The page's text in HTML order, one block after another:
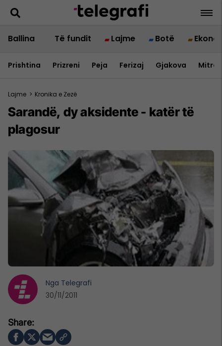
Ballina Të fundit Lajme Botë
Prishtina Prizreni Peja Ferizaj Gjakova
Lajme > Kronika e Zezë
Sarandë, dy aksidente - katër të
plagosur
Nga Telegrafi
30/11/2011